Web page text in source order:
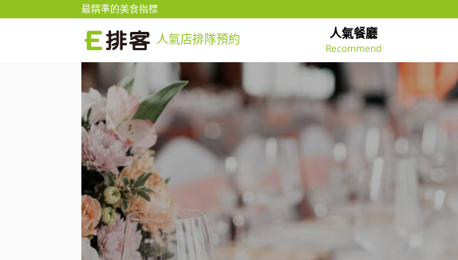
最精準的美食指標
人氣店排隊預約 人氣餐廳
Recommend